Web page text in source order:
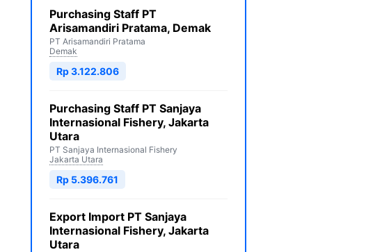
Purchasing Staff PT
Arisamandiri Pratama, Demak
PT Arisamandiri Pratama
Demak
Rp 3.122.806
Purchasing Staff PT Sanjaya
Internasional Fishery, Jakarta
Utara
PT Sanjaya Internasional Fishery
Jakarta Utara
Rp 5.396.761
Export Import PT Sanjaya
Internasional Fishery, Jakarta
Utara